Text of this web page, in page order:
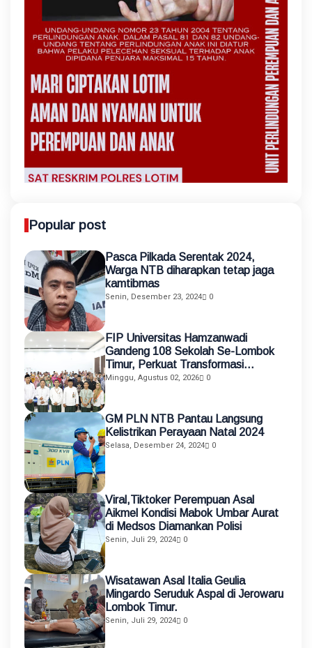
Popular post
Pasca Pilkada Serentak 2024,
Warga NTB diharapkan tetap jaga
kamtibmas
Senin, Desember 23, 2024 0
FIP Universitas Hamzanwadi
Gandeng 108 Sekolah Se-Lombok
Timur, Perkuat Transformasi
Pendidikan melalui Asistensi
Minggu, Agustus 02, 2026 0
GM PLN NTB Pantau Langsung
Kelistrikan Perayaan Natal 2024
Selasa, Desember 24, 2024 0
Viral,Tiktoker Perempuan Asal
Aikmel Kondisi Mabok Umbar Aurat
di Medsos Diamankan Polisi
Senin, Juli 29, 2024 0
Wisatawan Asal Italia Geulia
Mingardo Seruduk Aspal di Jerowaru
Lombok Timur.
Senin, Juli 29, 2024 0